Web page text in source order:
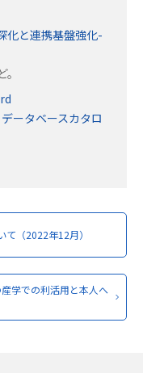
化と連携基盤強化-
ータベースカタロ
て（2022年12月）
学での利活用と本人へ